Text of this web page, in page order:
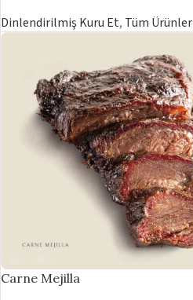
Dinlendirilmiş Kuru Et, Tüm Ürünler
Carne Mejilla